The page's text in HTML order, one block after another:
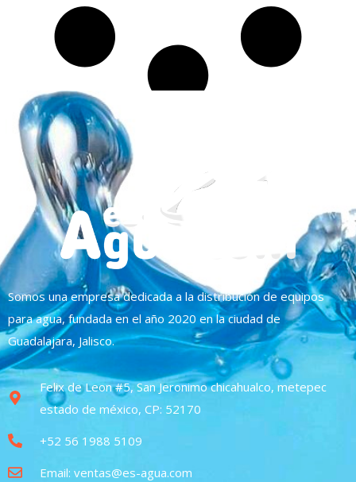
Somos una empresa dedicada a la distribución de equipos
para agua, fundada en el año 2020 en la ciudad de
Guadalajara, Jalisco.
Felix de Leon #5, San Jeronimo chicahualco, metepec
estado de méxico, CP: 52170
+52 56 1988 5109
Email: ventas@es-agua.com